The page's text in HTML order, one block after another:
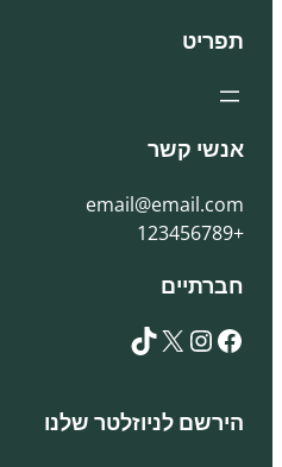
תפריט
אנשי קשר
email@email.com
+123456789
חברתיים
Facebook
Instagram
X
TikTok
הירשם לניוזלטר שלנו